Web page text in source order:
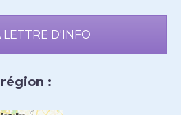
LETTRE D'INFO
région :